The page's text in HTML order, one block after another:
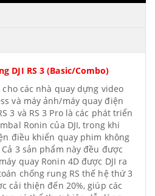
DJI RS 3 (Basic/Combo)
cho các nhà quay dựng video
và máy ảnh/máy quay điện
3 và RS 3 Pro là các phát triển
Ronin của DJI, trong khi
điều khiển quay phim không
3 sản phẩm này đều được
quay Ronin 4D được DJI ra
chống rung RS thế hệ thứ 3
cải thiện đến 20%, giúp các